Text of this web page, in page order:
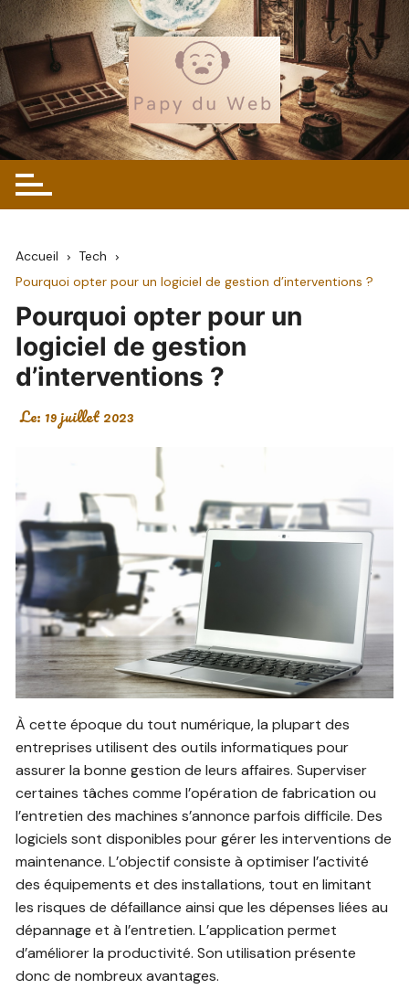
Skip
to
content
Accueil
Tech
Pourquoi opter pour un logiciel de gestion d’interventions ?
Pourquoi opter pour un
logiciel de gestion
d’interventions ?
Le: 19 juillet 2023
À cette époque du tout numérique, la plupart des
entreprises utilisent des outils informatiques pour
assurer la bonne gestion de leurs affaires. Superviser
certaines tâches comme l’opération de fabrication ou
l’entretien des machines s’annonce parfois difficile. Des
logiciels sont disponibles pour gérer les interventions de
maintenance. L’objectif consiste à optimiser l’activité
des équipements et des installations, tout en limitant
les risques de défaillance ainsi que les dépenses liées au
dépannage et à l’entretien. L’application permet
d’améliorer la productivité. Son utilisation présente
donc de nombreux avantages.